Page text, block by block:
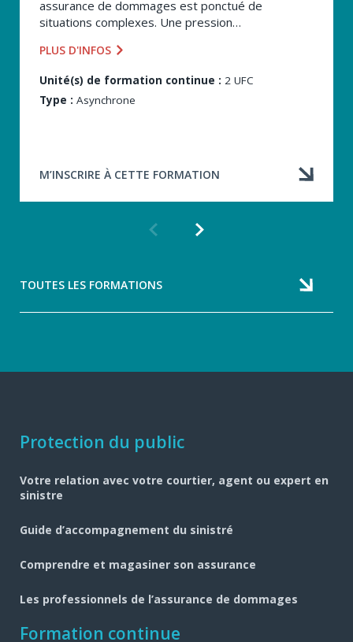
assurance de dommages est ponctué de
situations complexes. Une pression
autant de contextes où la décision juste n’est pas
toujours...
PLUS D'INFOS
Unité(s) de formation continue : 2 UFC
Type : Asynchrone
M’INSCRIRE À CETTE FORMATION
Formation
TOUTES LES FORMATIONS
Navigation
pied
de
page
Protection du public
Votre relation avec votre courtier, agent ou expert en
sinistre
Guide d’accompagnement du sinistré
Comprendre et magasiner son assurance
Les professionnels de l’assurance de dommages
Formation continue